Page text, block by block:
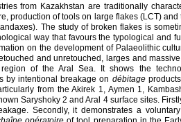
from Kazakhstan are traditionally
production of tools on large flakes (LCT)
The study of broken flakes is
way that favours the typological and
on the development of Palaeolithic
and unretouched, larges and
of the Aral Sea. It shows the
by intentional breakage on débitage
from the Akirek 1, Aymen 1,
Saryshoky 2 and Aral 4 surface sites.
Secondly, it demonstrates a